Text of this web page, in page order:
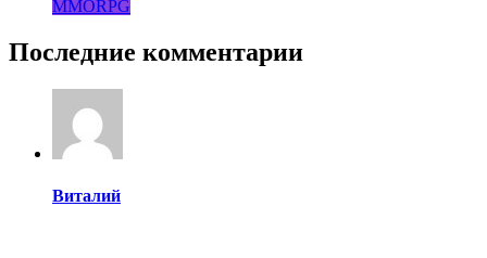
MMORPG
Последние комментарии
Виталий